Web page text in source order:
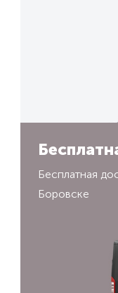
Бесплатная
Боровске